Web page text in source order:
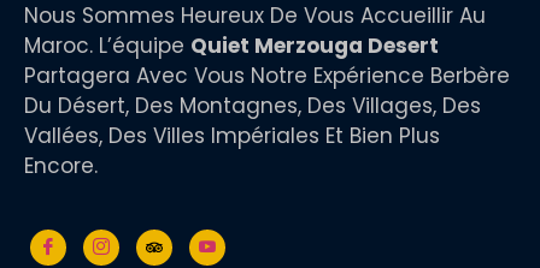
Nous Sommes Heureux De Vous Accueillir Au
Maroc. L’équipe Quiet Merzouga Desert
Partagera Avec Vous Notre Expérience Berbère
Du Désert, Des Montagnes, Des Villages, Des
Vallées, Des Villes Impériales Et Bien Plus
Encore.